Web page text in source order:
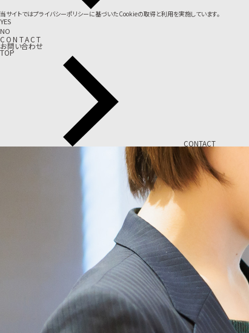
当サイトではプライバシーポリシーに基づいたCookieの取得と利用を実施しています。
YES
NO
C ON TACT
お問い合わせ
TOP
CONTACT